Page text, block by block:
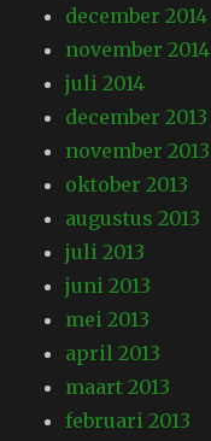
december 2014
november 2014
juli 2014
december 2013
november 2013
oktober 2013
augustus 2013
juli 2013
juni 2013
mei 2013
april 2013
maart 2013
februari 2013